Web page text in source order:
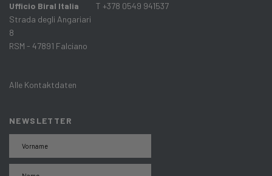
Ufficio Biral Italia
Strada degli Angariari
8
RSM - 47891 Falciano
Alle Kontaktdaten
T +378 0549 941537
NEWSLETTER